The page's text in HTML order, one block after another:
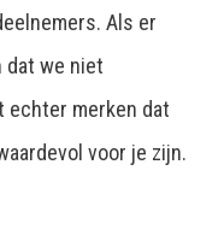
Als er
dat we niet
echter merken dat
voor je zijn.